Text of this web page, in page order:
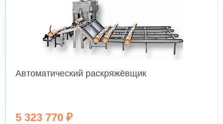
Автоматический раскряжёвщик
5 323 770 ₽